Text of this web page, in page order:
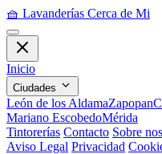
🧺 Lavanderías Cerca de Mi
Inicio
Ciudades
León de los AldamaZapopan
Mariano EscobedoMérida
Tintorerías Contacto Sobre
Aviso Legal Privacidad